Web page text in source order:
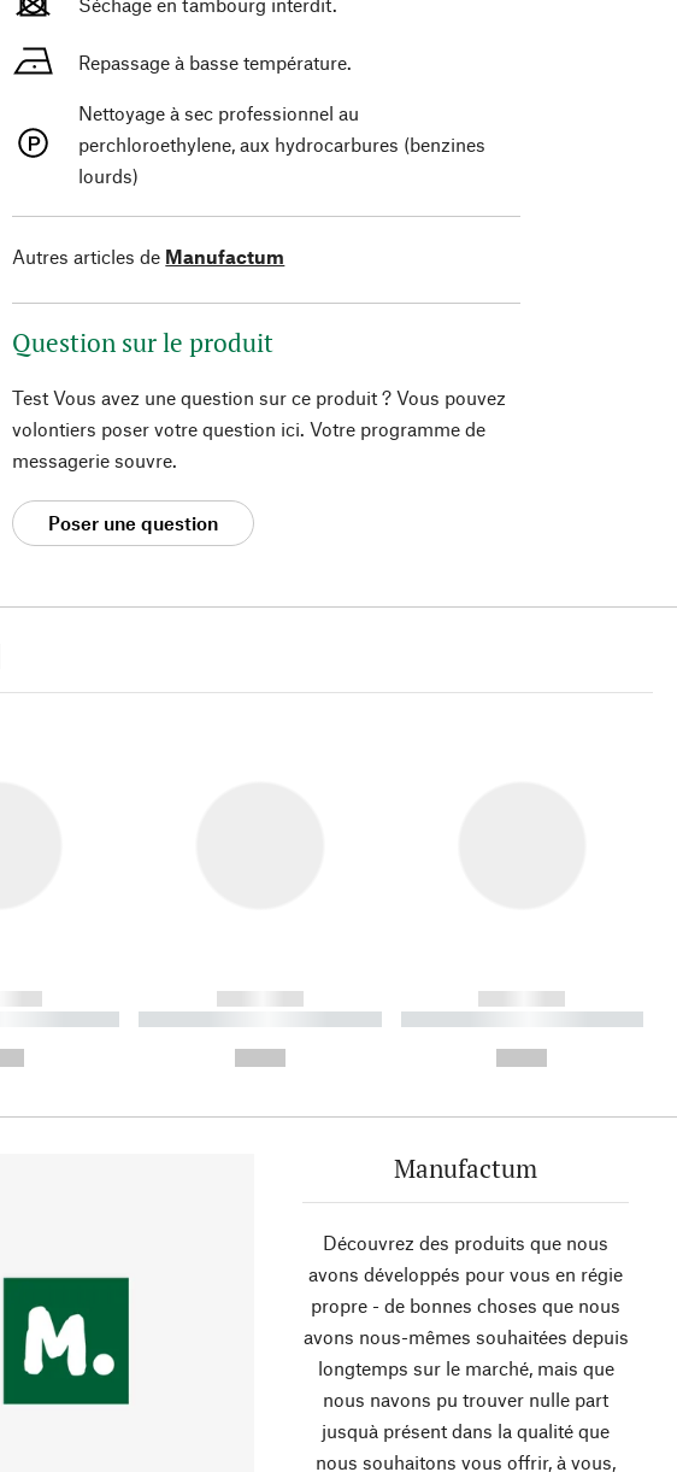
Repassage à basse température.
Nettoyage à sec professionnel au
perchloroethylene, aux hydrocarbures (benzines
lourds)
Autres articles de Manufactum
Question sur le produit
Test Vous avez une question sur ce produit ? Vous pouvez
volontiers poser votre question ici. Votre programme de
messagerie souvre.
Poser une question
----------
------------
----------- ----------- ----------
------------
----------- ----------- ----------
Manufactum
Découvrez des produits que nous
avons développés pour vous en régie
propre - de bonnes choses que nous
avons nous-mêmes souhaitées depuis
longtemps sur le marché, mais que
nous navons pu trouver nulle part
jusquà présent dans la qualité que
nous souhaitons vous offrir, à vous,